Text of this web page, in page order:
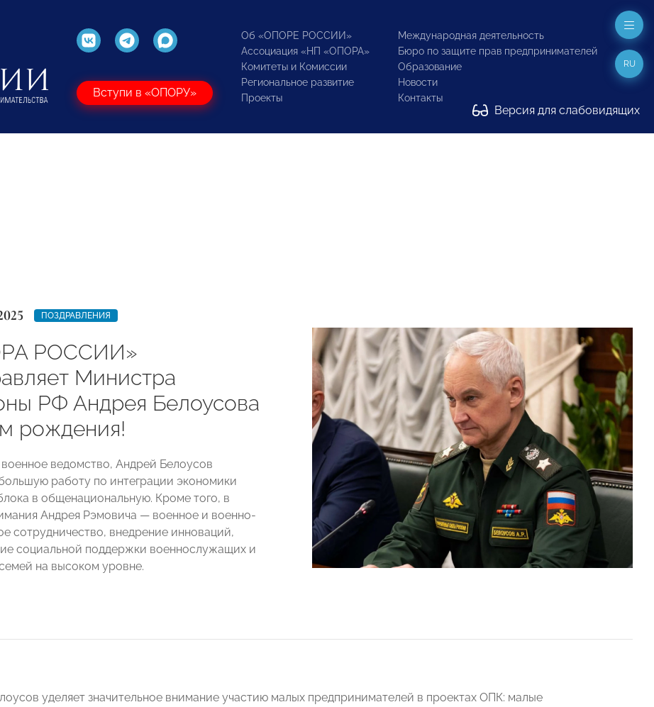
Вступи в «ОПОРУ»
Об «ОПОРЕ РОССИИ»
Ассоциация «НП «ОПОРА»
Комитеты и Комиссии
Региональное развитие
Проекты
Международная деятельность
Бюро по защите прав предпринимателей
Образование
Новости
Контакты
Версия для слабовидящих
RU
ПОЗДРАВЛЕНИЯ
РОССИИ»
Министра
РФ Андрея Белоусова
рождения!
военное ведомство, Андрей Белоусов
работу по интеграции экономики
в общенациональную. Кроме того, в
Андрея Рэмовича — военное и военно-
сотрудничество, внедрение инноваций,
социальной поддержки военнослужащих и
на высоком уровне.
уделяет значительное внимание участию малых предпринимателей в проектах ОПК: малые